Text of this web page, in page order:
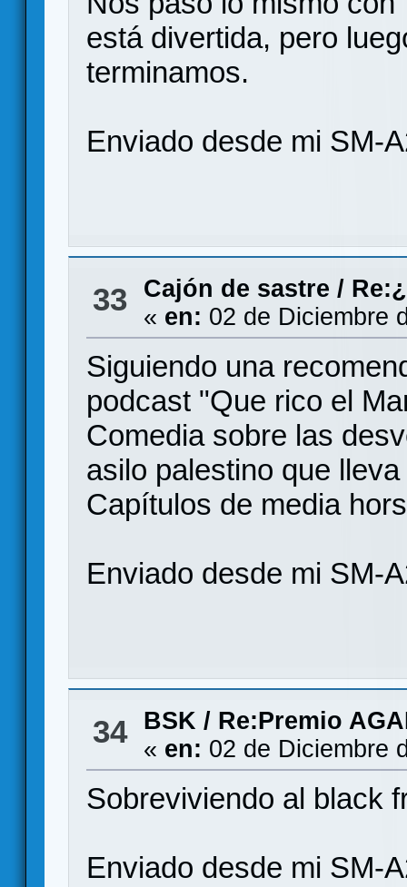
está divertida, pero
terminamos.
Enviado desde mi SM-
33 Cajón de sastre /
« en: 02 de Diciembre
Siguiendo una
podcast "Que rico el
Comedia sobre las
asilo palestino que
Capítulos de media
Enviado desde mi SM-
34 BSK / Re:Premio
« en: 02 de Diciembre
Sobreviviendo al black
Enviado desde mi SM-